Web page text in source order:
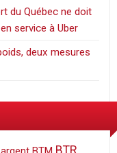
du Québec ne doit
service à Uber
deux mesures
BTR